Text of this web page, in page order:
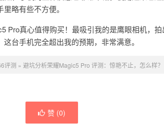
略有些不方便。
Pro真心值得购买！最吸引我的是鹰眼相机，
台手机完全超出我的预期，非常满意。
评测 » 避坑分析荣耀Magic5 Pro 评测：惊艳不止，怎么样？
赞 (0)